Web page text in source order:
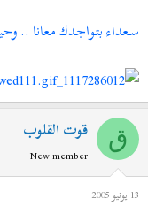
ســعداء بتـواجـدك معانا ..
ق قوت القلوب
New member
13 يونيو 2005